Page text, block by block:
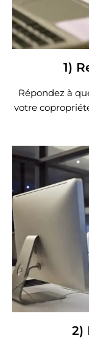
1)
Répondez à
votre
2)